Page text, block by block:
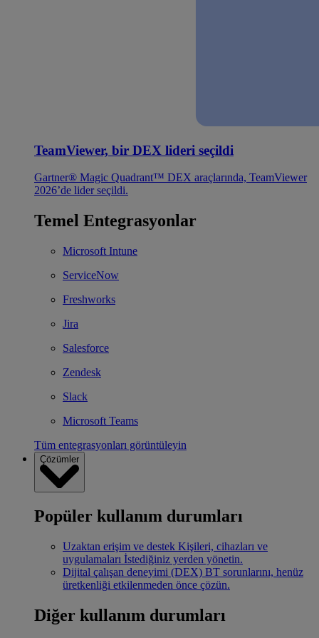
TeamViewer, bir DEX lideri seçildi
Gartner® Magic Quadrant™ DEX araçlarında, TeamViewer
2026’de lider seçildi.
Temel Entegrasyonlar
Microsoft Intune
ServiceNow
Freshworks
Jira
Salesforce
Zendesk
Slack
Microsoft Teams
Tüm entegrasyonları görüntüleyin
Çözümler
Popüler kullanım durumları
Uzaktan erişim ve destek Kişileri, cihazları ve
uygulamaları İstediğiniz yerden yönetin.
Dijital çalışan deneyimi (DEX) BT sorunlarını, henüz
üretkenliği etkilenmeden önce çözün.
Diğer kullanım durumları